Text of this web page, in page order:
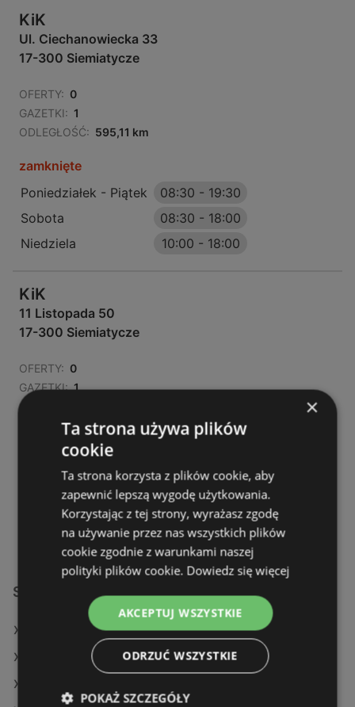
KiK
Ul. Ciechanowiecka 33
17-300 Siemiatycze
OFERTY: 0
GAZETKI: 1
ODLEGŁOŚĆ: 595,11 km
zamknięte
Poniedziałek - Piątek
08:30 - 19:30
Sobota
08:30 - 18:00
Niedziela
10:00 - 18:00
KiK
11 Listopada 50
17-300 Siemiatycze
OFERTY: 0
GAZETKI: 1
ODLEGŁOŚĆ:
zamknięte
Poniedziałek - Piątek
08:30 -
19:30
Sobota
08:30-18:00
Niedziela
10:00-18:00
Sklepy KiK w:
KiK w Środa Śląska
KiK w Przemyśl
×
Ta strona używa plików
cookie
Ta strona korzysta z plików cookie, aby
zapewnić lepszą wygodę użytkowania.
Korzystając z tej strony, wyrażasz zgodę
na używanie przez nas wszystkich plików
cookie zgodnie z warunkami naszej
polityki plików cookie. Dowiedz się więcej
AKCEPTUJ WSZYSTKIE
ODRZUĆ WSZYSTKIE
POKAŻ SZCZEGÓŁY